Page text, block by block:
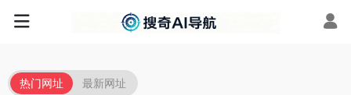
热门网址 最新网址